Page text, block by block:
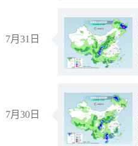
7月31日
7月30日